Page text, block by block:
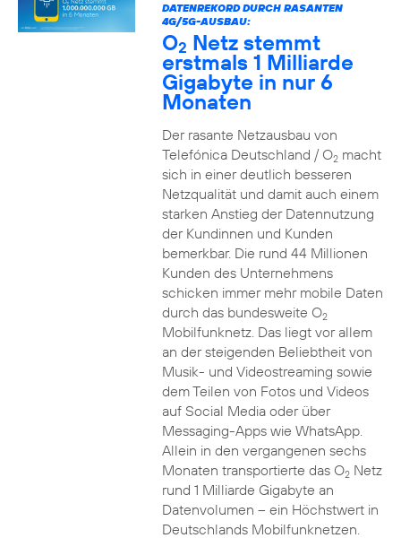
DATENREKORD DURCH RASANTEN
4G/5G-AUSBAU:
O2 Netz stemmt
erstmals 1 Milliarde
Gigabyte in nur 6
Monaten
Der rasante Netzausbau von
Telefónica Deutschland / O2macht
sich in einer deutlich besseren
Netzqualität und damit auch einem
starken Anstieg der Datennutzung
der Kundinnen und Kunden
bemerkbar. Die rund 44 Millionen
Kunden des Unternehmens
schicken immer mehr mobile Daten
durch das bundesweite O2
Mobilfunknetz. Das liegt vor allem
an der steigenden Beliebtheit von
Musik- und Videostreaming sowie
dem Teilen von Fotos und Videos
auf Social Media oder über
Messaging-Apps wie WhatsApp.
Allein in den vergangenen sechs
Monaten transportierte das O2Netz
rund 1 Milliarde Gigabyte an
Datenvolumen – ein Höchstwert in
Deutschlands Mobilfunknetzen.